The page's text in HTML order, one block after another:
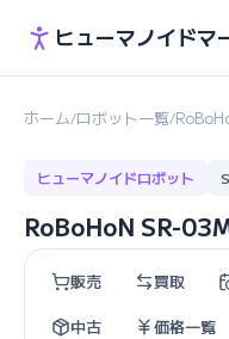
ヒューマノイドマ
ホーム/ロボット一覧/
ヒューマノイドロボット
RoBoHoN SR-
販売 買取
中古
価格一覧